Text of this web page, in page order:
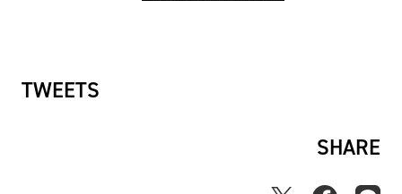
TWEETS
SHARE